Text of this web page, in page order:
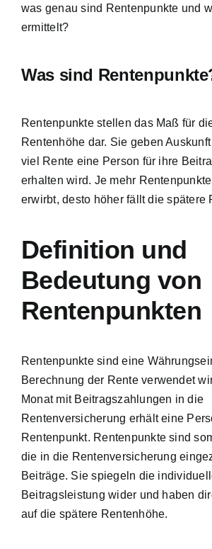
was genau sind Rentenpunkte und
ermittelt?
Was sind
Rentenpunkte stellen das Maß für
Rentenhöhe dar. Sie geben
viel Rente eine Person für ihre
erhalten wird. Je mehr
erwirbt, desto höher fällt die spätere
Definition und
Bedeutung von
Rentenpunkten
Rentenpunkte sind eine
Berechnung der Rente verwendet
Monat mit Beitragszahlungen in die
Rentenversicherung erhält eine
Rentenpunkt. Rentenpunkte sind
die in die Rentenversicherung
Beiträge. Sie spiegeln die
Beitragsleistung wider und haben
auf die spätere Rentenhöhe.